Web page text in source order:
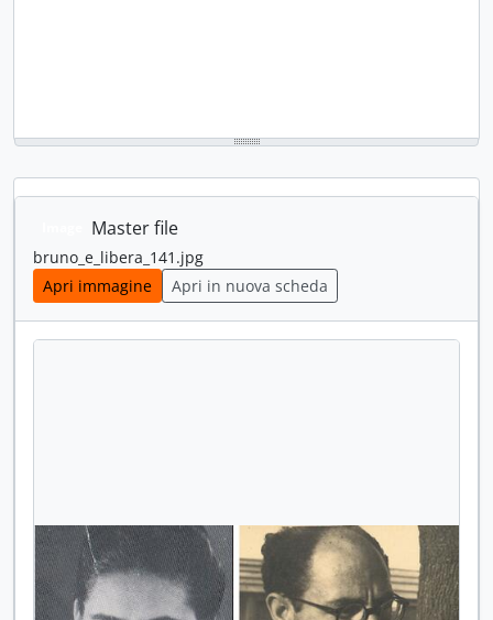
Master file
bruno_e_libera_141.jpg
Apri immagine
Apri in nuova scheda